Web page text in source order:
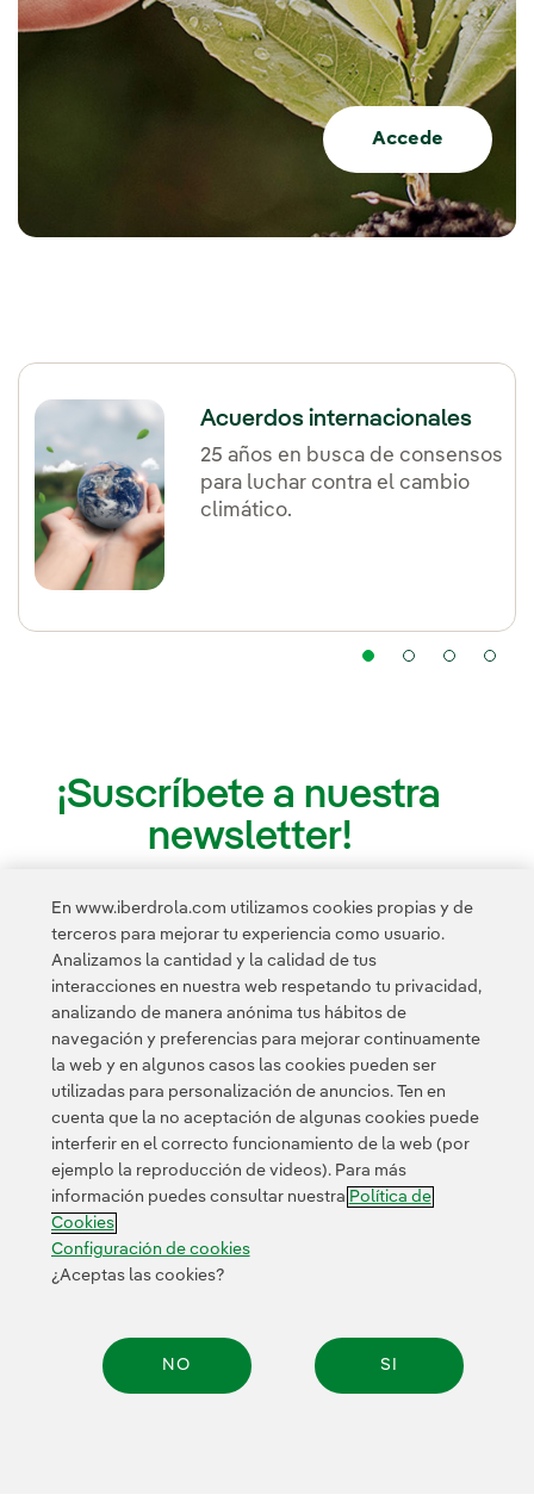
Accede
Acuerdos internacionales
25 años en busca de consensos
para luchar contra el cambio
climático.
¡Suscríbete a nuestra
newsletter!
Suscríbete
He leído y acepto la
política de privacidad de la
Newsletter
Enlace externo, se abre en ventana nueva.
Esta página está protegida por reCAPTCHA y se aplican la
Política de privacidad
En www.iberdrola.com utilizamos cookies propias y de
terceros para mejorar tu experiencia como usuario.
Analizamos la cantidad y la calidad de tus
interacciones en nuestra web respetando tu privacidad,
analizando de manera anónima tus hábitos de
navegación y preferencias para mejorar continuamente
la web y en algunos casos las cookies pueden ser
utilizadas para personalización de anuncios. Ten en
cuenta que la no aceptación de algunas cookies puede
interferir en el correcto funcionamiento de la web (por
ejemplo la reproducción de videos). Para más
información puedes consultar nuestra Política de
Cookies
Configuración de cookies
¿Aceptas las cookies?
NO SI